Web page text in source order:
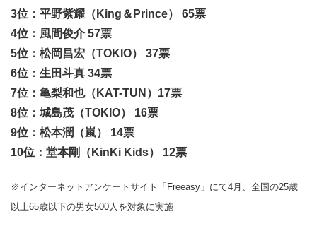
3位：平野紫耀（King＆Prince） 65票
4位：風間俊介 57票
5位：松岡昌宏（TOKIO） 37票
6位：生田斗真 34票
7位：亀梨和也（KAT-TUN）17票
8位：城島茂（TOKIO） 16票
9位：松本潤（嵐） 14票
10位：堂本剛（KinKi Kids） 12票
※インターネットアンケートサイト「Freeasy」にて4月、全国の25歳
以上65歳以下の男女500人を対象に実施